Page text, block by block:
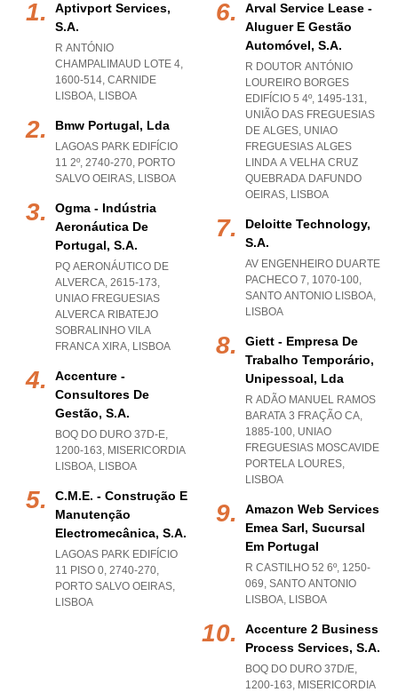
Aptivport Services,
S.a.
R ANTÓNIO
CHAMPALIMAUD LOTE 4,
1600-514, CARNIDE
LISBOA, LISBOA
Bmw Portugal, Lda
LAGOAS PARK EDIFÍCIO
11 2º, 2740-270, PORTO
SALVO OEIRAS, LISBOA
Ogma - Indústria
Aeronáutica De
Portugal, S.a.
PQ AERONÁUTICO DE
ALVERCA, 2615-173,
UNIAO FREGUESIAS
ALVERCA RIBATEJO
SOBRALINHO VILA
FRANCA XIRA, LISBOA
Accenture -
Consultores De
Gestão, S.a.
BOQ DO DURO 37D-E,
1200-163, MISERICORDIA
LISBOA, LISBOA
C.m.e. - Construção E
Manutenção
Electromecânica, S.a.
LAGOAS PARK EDIFÍCIO
11 PISO 0, 2740-270,
PORTO SALVO OEIRAS,
LISBOA
Arval Service Lease -
Aluguer E Gestão
Automóvel, S.a.
R DOUTOR ANTÓNIO
LOUREIRO BORGES
EDIFÍCIO 5 4º, 1495-131,
UNIÃO DAS FREGUESIAS
DE ALGES, UNIAO
FREGUESIAS ALGES
LINDA A VELHA CRUZ
QUEBRADA DAFUNDO
OEIRAS, LISBOA
Deloitte Technology,
S.a.
AV ENGENHEIRO DUARTE
PACHECO 7, 1070-100,
SANTO ANTONIO LISBOA,
LISBOA
Giett - Empresa De
Trabalho Temporário,
Unipessoal, Lda
R ADÃO MANUEL RAMOS
BARATA 3 FRAÇÃO CA,
1885-100, UNIAO
FREGUESIAS MOSCAVIDE
PORTELA LOURES,
LISBOA
Amazon Web Services
Emea Sarl, Sucursal
Em Portugal
R CASTILHO 52 6º, 1250-
069, SANTO ANTONIO
LISBOA, LISBOA
Accenture 2 Business
Process Services, S.a.
BOQ DO DURO 37D/E,
1200-163, MISERICORDIA